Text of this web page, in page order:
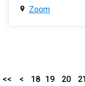
Zoom
<< < 18 19 20
21